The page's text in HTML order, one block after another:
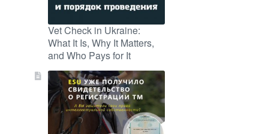
Vet Check in Ukraine:
What It Is, Why It Matters,
and Who Pays for It